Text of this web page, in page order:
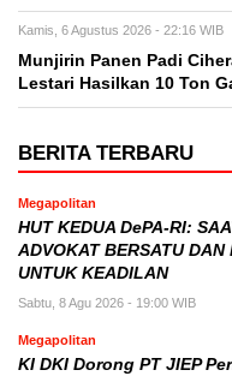
Kamis, 6 Agustus 2026 - 22:16 WIB
Munjirin Panen Padi
Lestari Hasilkan 10 Ton
BERITA TERBARU
Megapolitan
HUT KEDUA DePA-RI:
ADVOKAT BERSATU DAN
UNTUK KEADILAN
Sabtu, 8 Agu 2026 - 19:00 WIB
Megapolitan
KI DKI Dorong PT JIEP